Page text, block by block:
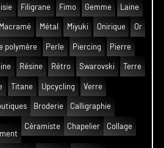
Filigrane Fimo Gemme Laine
Macramé Métal Miyuki Onirique Or
polymère Perle Piercing Pierre
Résine Rétro Swarovski Terre
Titane Upcycling Verre
Broderie Calligraphie
Céramiste Chapelier Collage